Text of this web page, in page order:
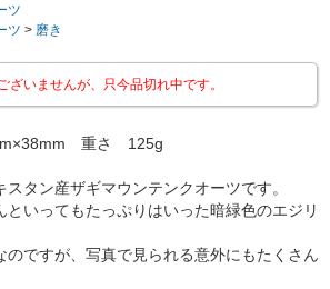
ツ
ツ > 磨き
ざいませんが、只今品切れ中です。
重さ 125g
タン産ザギマウンテンクオーツです。
といってもたっぷりはいった暗緑色のエジリ
のですが、写真で見られる意外にもたくさん